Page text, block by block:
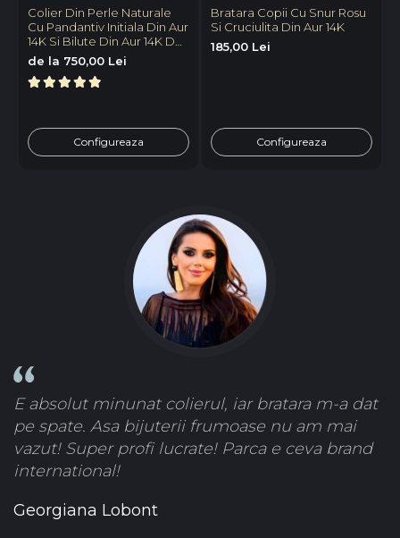
Colier Din Perle Naturale
Cu Pandantiv Initiala Din Aur
14K Si Bilute Din Aur 14K De
2.5mm
de la 750,00 Lei
Configureaza
Bratara Copii Cu Snur Rosu
Si Cruciulita Din Aur 14K
185,00 Lei
Configureaza
Georgiana Lobont
E absolut minunat colierul, iar bratara m-a dat
pe spate. Asa bijuterii frumoase nu am mai
vazut! Super profi lucrate! Parca e ceva brand
international!